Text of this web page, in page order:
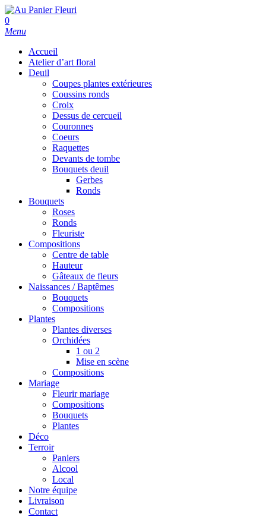
Skip
to
main
search
0
Menu
Accueil
Atelier d’art floral
Deuil
Coupes plantes extérieures
Coussins ronds
Croix
Dessus de cercueil
Couronnes
Coeurs
Raquettes
Devants de tombe
Bouquets deuil
Gerbes
Ronds
Bouquets
Roses
Ronds
Fleuriste
Compositions
Centre de table
Hauteur
Gâteaux de fleurs
Naissances / Baptêmes
Bouquets
Compositions
Plantes
Plantes diverses
Orchidées
1 ou 2
Mise en scène
Compositions
Mariage
Fleurir mariage
Compositions
Bouquets
Plantes
Déco
Terroir
Paniers
Alcool
Local
Notre équipe
Livraison
Contact